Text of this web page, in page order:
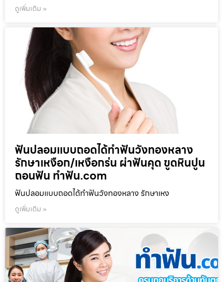
ดูเพิ่มเติม »
ฟันปลอมแบบถอดได้ทำฟันวังทองหลาง
รักษาเหงือก/เหงือกร่น ผ่าฟันคุด ขูดหินปูน
ถอนฟัน ทำฟัน.com
ฟันปลอมแบบถอดได้ทำฟันวังทองหลาง รักษาเหง
ดูเพิ่มเติม »